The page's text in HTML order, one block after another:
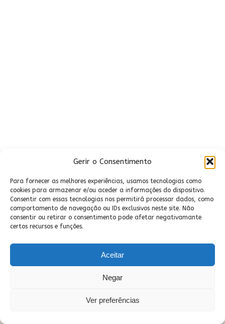
Gerir o Consentimento
Para fornecer as melhores experiências, usamos tecnologias como
cookies para armazenar e/ou aceder a informações do dispositivo.
Consentir com essas tecnologias nos permitirá processar dados, como
comportamento de navegação ou IDs exclusivos neste site. Não
consentir ou retirar o consentimento pode afetar negativamante
certos recursos e funções.
Aceitar
Negar
Ver preferências